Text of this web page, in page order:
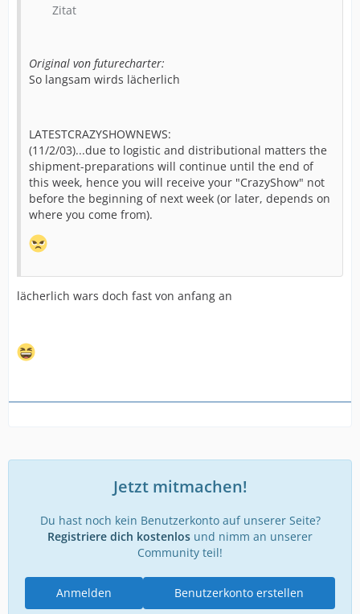
Zitat
Original von futurecharter:
So langsam wirds lächerlich
LATESTCRAZYSHOWNEWS:
(11/2/03)...due to logistic and distributional matters the
shipment-preparations will continue until the end of
this week, hence you will receive your "CrazyShow" not
before the beginning of next week (or later, depends on
where you come from).
lächerlich wars doch fast von anfang an
Jetzt mitmachen!
Du hast noch kein Benutzerkonto auf unserer Seite?
Registriere dich kostenlos und nimm an unserer
Community teil!
Benutzerkonto erstellen
Anmelden